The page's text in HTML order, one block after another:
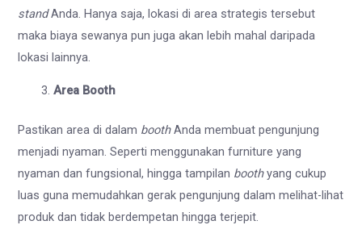
standAnda. Hanya saja, lokasi di area strategis tersebut
maka biaya sewanya pun juga akan lebih mahal daripada
lokasi lainnya.
Area Booth
Pastikan area di dalam boothAnda membuat pengunjung
menjadi nyaman. Seperti menggunakan furniture yang
nyaman dan fungsional, hingga tampilan boothyang cukup
luas guna memudahkan gerak pengunjung dalam melihat-lihat
produk dan tidak berdempetan hingga terjepit.